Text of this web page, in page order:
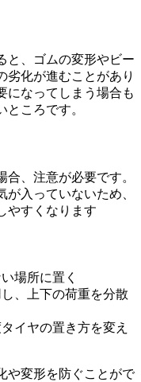
と、ゴムの変形やビー
劣化が進むことがあり
になってしまう場合も
ころです。
、注意が必要です。
入っていないため、
やすくなります
場所に置く
、上下の荷重を分散
イヤの置き方を変え
や変形を防ぐことがで